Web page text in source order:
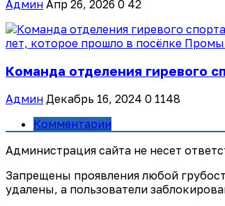
Админ Апр 26, 2026 0 42
Команда отделения гиревого
Админ Декабрь 16, 2024 0 1148
Комментарии
Администрация сайта не несет
Запрещены проявления любой
удалены, а пользователи